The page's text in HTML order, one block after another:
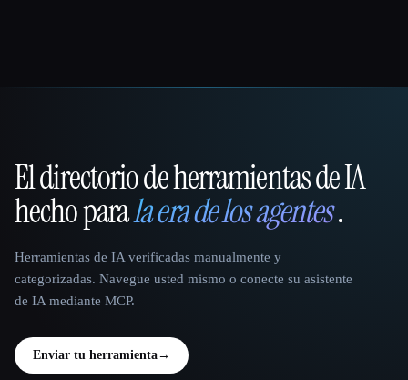
That AI Collection
El directorio de herramientas de IA
hecho parala era de los agentes.
Herramientas de IA verificadas manualmente y
categorizadas. Navegue usted mismo o conecte su asistente
de IA mediante MCP.
Enviar tu herramienta→